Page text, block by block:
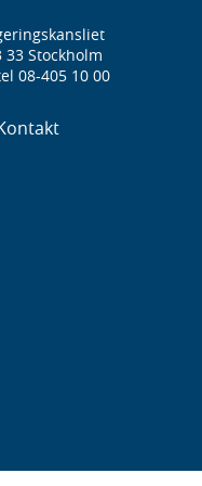
33 Stockholm
08-405 10 00